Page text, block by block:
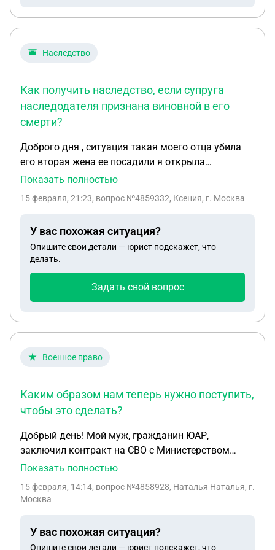
ПОТОМ
Наследство
Как получить наследство, если супруга
наследодателя признана виновной в его
смерти?
Доброго дня , ситуация такая моего отца убила
его вторая жена ее посадили я открыла
наследственное дело позвонив на днях нотариусу
наследство она мне сообщила что квартиры так
выдадут свидетельство а машина и вклад она
имеет супружескую долю и пока в завишем
состоянии , его жена не как не дала о себе знать в
может но открытое дело не может же быть 8 лет
Показать полностью
15 февраля, 21:23, вопрос №4859332, Ксения, г. Москва
У вас похожая ситуация?
Опишите свои детали — юрист подскажет, что
делать.
Задать свой вопрос
Военное право
Каким образом нам теперь нужно поступить,
чтобы это сделать?
Добрый день! Мой муж, гражданин ЮАР,
заключил контракт на СВО с Министерством
обороны Российской Федерации. Контракт был
год. 11 февраля Министерство обороны расторгло
в часть, и в части ему выдали выписку из
Показать полностью
15 февраля, 14:14, вопрос №4858928, Наталья Наталья, г.
Москва
У вас похожая ситуация?
Опишите свои детали — юрист подскажет, что